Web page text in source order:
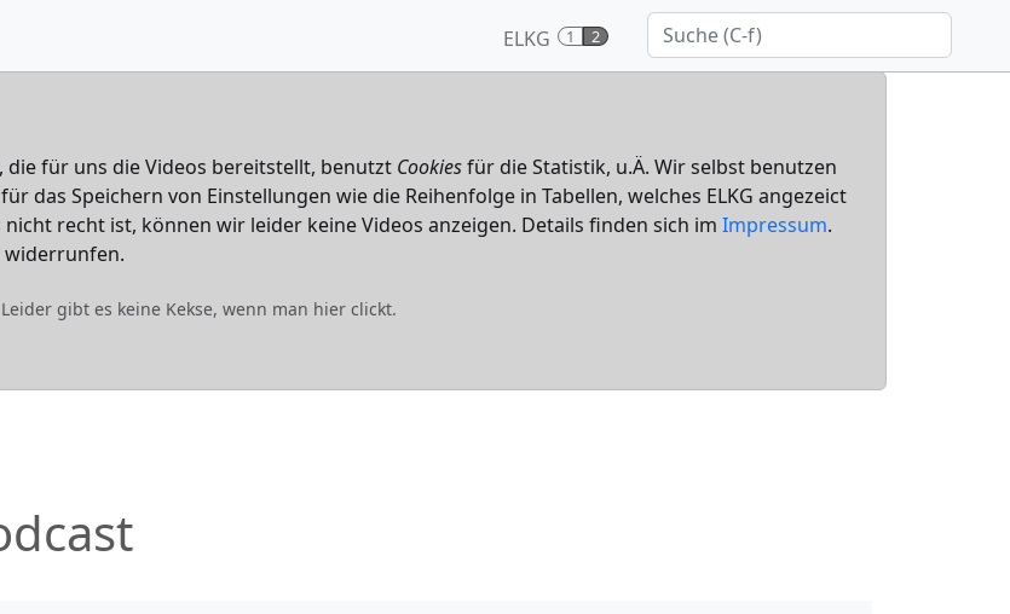
ELKG 1 2
die für uns die Videos bereitstellt, benutzt Cookiesfür die Statistik, u.Ä. Wir selbst benutzen
das Speichern von Einstellungen wie die Reihenfolge in Tabellen, welches ELKG angezeict
recht ist, können wir leider keine Videos anzeigen. Details finden sich im Impressum.
widerrunfen.
Leider gibt es keine Kekse, wenn man hier clickt.